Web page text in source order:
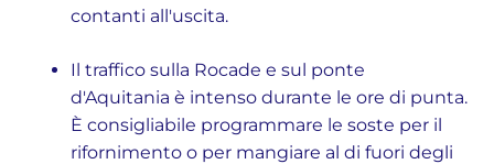
contanti all'uscita.
Il traffico sulla Rocade e sul ponte
d'Aquitania è intenso durante le ore di punta.
È consigliabile programmare le soste per il
rifornimento o per mangiare al di fuori degli